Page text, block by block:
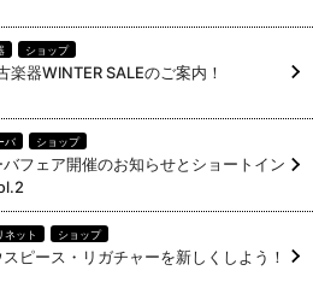
ショップ
器WINTER SALEのご案内！
バ ショップ
フェア開催のお知らせとショートイン
ネット ショップ
ピース・リガチャーを新しくしよう！